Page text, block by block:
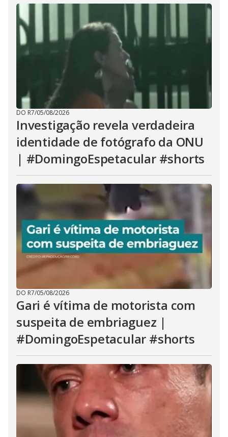
DO R7/05/08/2026
Investigação revela verdadeira
identidade de fotógrafo da ONU
| #DomingoEspetacular #shorts
DO R7/05/08/2026
Gari é vítima de motorista com
suspeita de embriaguez |
#DomingoEspetacular #shorts